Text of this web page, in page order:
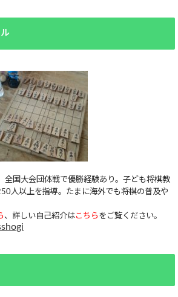
全国大会団体戦で優勝経験あり。子ども将棋教
人以上を指導。たまに海外でも将棋の普及や
、詳しい自己紹介はこちら をご覧ください。